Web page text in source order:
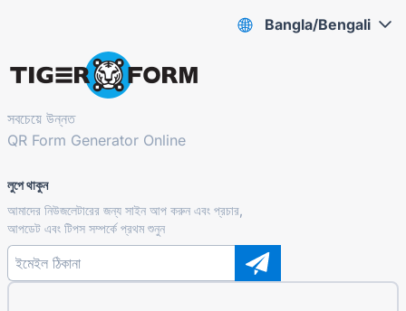
সবচেয়ে উন্নত
QR Form Generator Online
লুপে থাকুন
আমাদের নিউজলেটারের জন্য সাইন আপ করুন এবং প্রচার,
আপডেট এবং টিপস সম্পর্কে প্রথম শুনুন
Bangla/Bengali